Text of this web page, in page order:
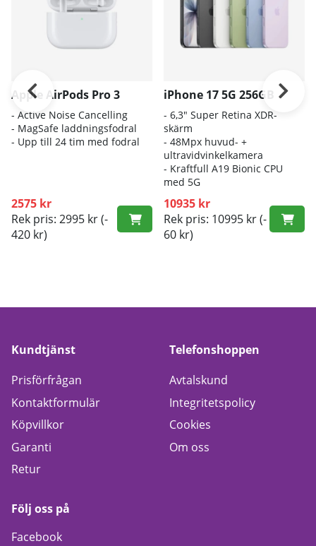
Apple AirPods Pro 3
- Active Noise Cancelling
- MagSafe laddningsfodral
- Upp till 24 tim med fodral
2575 kr
Rek pris: 2995 kr(-
420 kr)
iPhone 17 5G 256GB
- 6,3" Super Retina XDR-
skärm
- 48Mpx huvud- +
ultravidvinkelkamera
- Kraftfull A19 Bionic CPU
med 5G
10935 kr
Rek pris: 10995 kr(-
60 kr)
Kundtjänst
Prisförfrågan
Kontaktformulär
Köpvillkor
Garanti
Retur
Telefonshoppen
Avtalskund
Integritetspolicy
Cookies
Om oss
Följ oss på
Facebook